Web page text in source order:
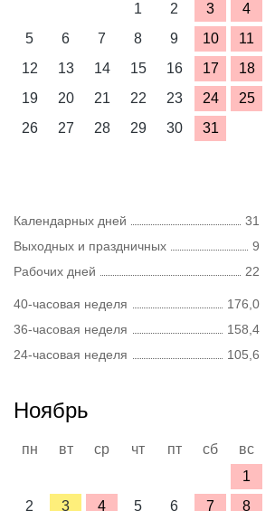
1
2 3
4
5
6 7 8 9 10
11
12
13 14 15 16 17
18
19
20 21 22 23 24
25
26
27 28 29 30 31
Календарных дней
31
Выходных и праздничных
9
Рабочих дней
22
40-часовая неделя
176,0
36-часовая неделя
158,4
24-часовая неделя
105,6
Ноябрь
пн вт ср чт пт сб
вс
1
2
3 4 5 6 7 8